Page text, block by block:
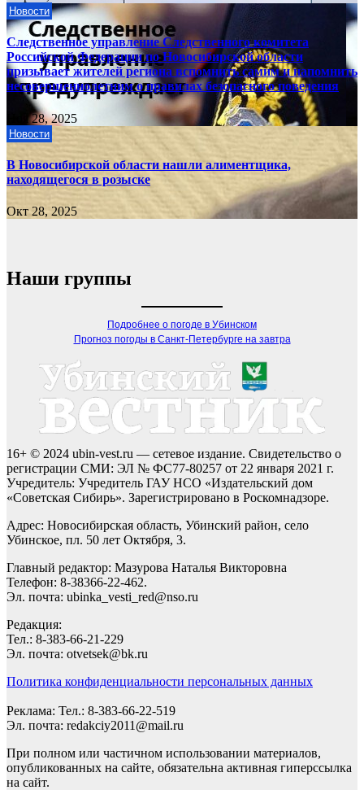
Новости
Следственное управление Следственного комитета
Российской Федерации по Новосибирской области
призывает жителей региона вспомнить самим и напомнить
несовершеннолетним о правилах безопасного поведения
Ноя 28, 2025
Новости
В Новосибирской области нашли алиментщика,
находящегося в розыске
Окт 28, 2025
Наши группы
Подробнее о погоде в Убинском
Прогноз погоды в Санкт-Петербурге на завтра
16+ © 2024 ubin-vest.ru — сетевое издание. Свидетельство о
регистрации СМИ: ЭЛ № ФС77-80257 от 22 января 2021 г.
Учредитель: Учредитель ГАУ НСО «Издательский дом
«Советская Сибирь». Зарегистрировано в Роскомнадзоре.
Адрес: Новосибирская область, Убинский район, село
Убинское, пл. 50 лет Октября, 3.
Главный редактор: Мазурова Наталья Викторовна
Телефон: 8-38366-22-462.
Эл. почта: ubinka_vesti_red@nso.ru
Редакция:
Тел.: 8-383-66-21-229
Эл. почта: otvetsek@bk.ru
Политика конфиденциальности персональных данных
Реклама: Тел.: 8-383-66-22-519
Эл. почта: redakciy2011@mail.ru
При полном или частичном использовании материалов,
опубликованных на сайте, обязательна активная гиперссылка
на сайт.